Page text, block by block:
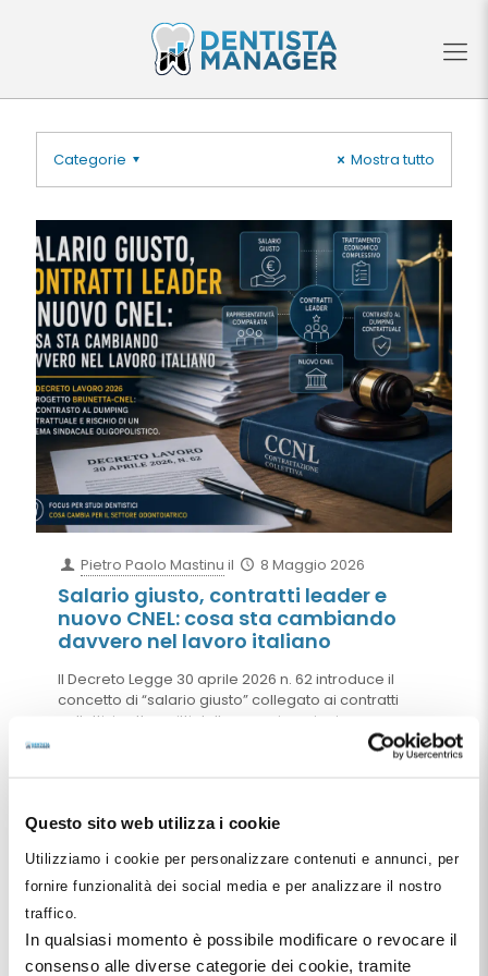
Questo sito web utilizza i cookie
Utilizziamo i cookie per personalizzare contenuti e annunci, per
fornire funzionalità dei social media e per analizzare il nostro
traffico.
In qualsiasi momento è possibile modificare o revocare il
consenso alle diverse categorie dei cookie, tramite
Categorie Mostra tutto
Pietro Paolo Mastinu il 8 Maggio 2026
Salario giusto, contratti leader e
nuovo CNEL: cosa sta cambiando
davvero nel lavoro italiano
Il Decreto Legge 30 aprile 2026 n. 62 introduce il
concetto di “salario giusto” collegato ai contratti
collettivi sottoscritti dalle organizzazioni
comparativamente più rappresentative sul piano
cambiare profondamente gli equilibri della
importanti anche per studi dentistici e società
odontoiatriche.
Leggi tutto